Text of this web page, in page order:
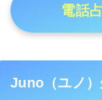
電話
Juno（ユノ